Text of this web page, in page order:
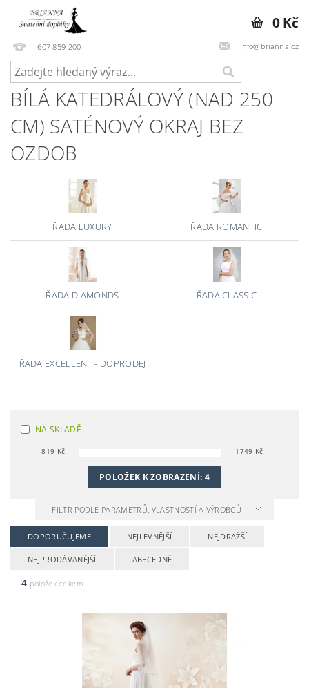
607 859 200 info@brianna.cz
0 Kč
BÍLÁ KATEDRÁLOVÝ (NAD 250
CM) SATÉNOVÝ OKRAJ BEZ
OZDOB
ŘADA LUXURY ŘADA ROMANTIC
ŘADA DIAMONDS ŘADA CLASSIC
ŘADA EXCELLENT - DOPRODEJ
NA SKLADĚ
819 Kč 1749 Kč
POLOŽEK K ZOBRAZENÍ: 4
FILTR PODLE PARAMETRŮ, VLASTNOSTÍ A VÝROBCŮ
DOPORUČUJEME NEJLEVNĚJŠÍ NEJDRAŽŠÍ
NEJPRODÁVANĚJŠÍ ABECEDNĚ
4 položek celkem